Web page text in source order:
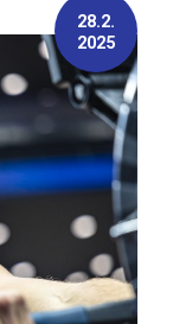
28.2.
2025